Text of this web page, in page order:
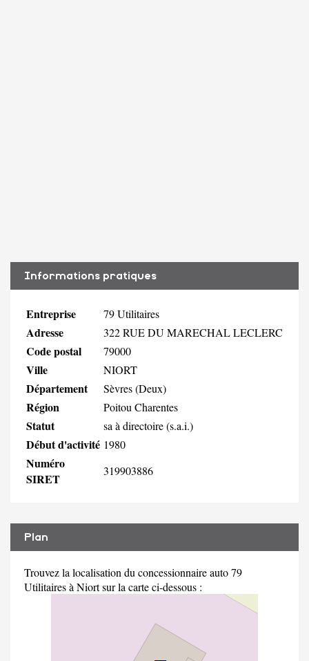
Informations pratiques
Entreprise 79 Utilitaires
Adresse 322 RUE DU MARECHAL LECLERC
Code postal 79000
Ville NIORT
Département Sèvres (Deux)
Région Poitou Charentes
Statut sa à directoire (s.a.i.)
Début d'activité 1980
Numéro
SIRET
319903886
Plan
Trouvez la localisation du concessionnaire auto 79
Utilitaires à Niort sur la carte ci-dessous :